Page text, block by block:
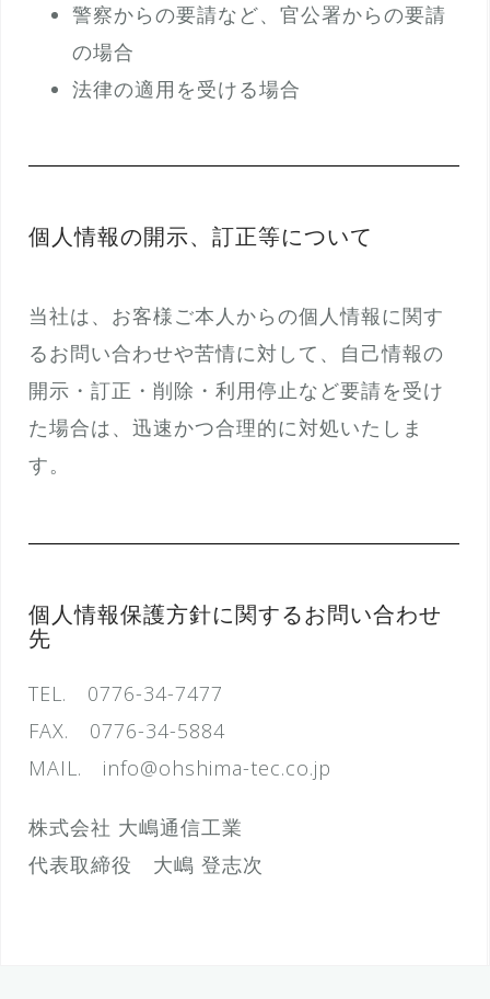
警察からの要請など、官公署からの要請
の場合
法律の適用を受ける場合
個人情報の開示、訂正等について
当社は、お客様ご本人からの個人情報に関す
るお問い合わせや苦情に対して、自己情報の
開示・訂正・削除・利用停止など要請を受け
た場合は、迅速かつ合理的に対処いたしま
す。
個人情報保護方針に関するお問い合わせ
先
TEL. 0776-34-7477
FAX. 0776-34-5884
MAIL. info@ohshima-tec.co.jp
株式会社 大嶋通信工業
代表取締役 大嶋 登志次